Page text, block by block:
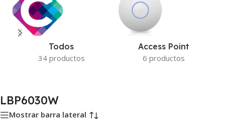
Todos
34 productos
Access Point
6 productos
LBP6030W
Mostrar barra lateral